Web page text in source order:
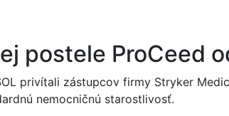
postele ProCeed
privítali zástupcov firmy Stryker
nemocničnú starostlivosť.